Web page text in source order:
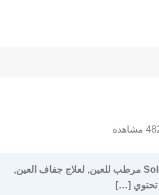
سعر و ارشادات إستخدام سولوفريش قطرة Solofresh مرطب للعين, لعلاج جفاف العين,
تحتوي […]